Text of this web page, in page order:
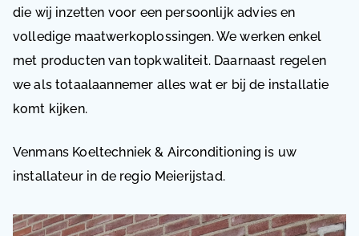
die wij inzetten voor een persoonlijk advies en
volledige maatwerkoplossingen. We werken enkel
met producten van topkwaliteit. Daarnaast regelen
we als totaalaannemer alles wat er bij de installatie
komt kijken.
Venmans Koeltechniek & Airconditioning is uw
installateur in de regio Meierijstad.